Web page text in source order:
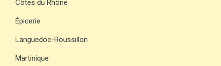
Côtes du Rhône
Épicerie
Languedoc-Roussillon
Martinique